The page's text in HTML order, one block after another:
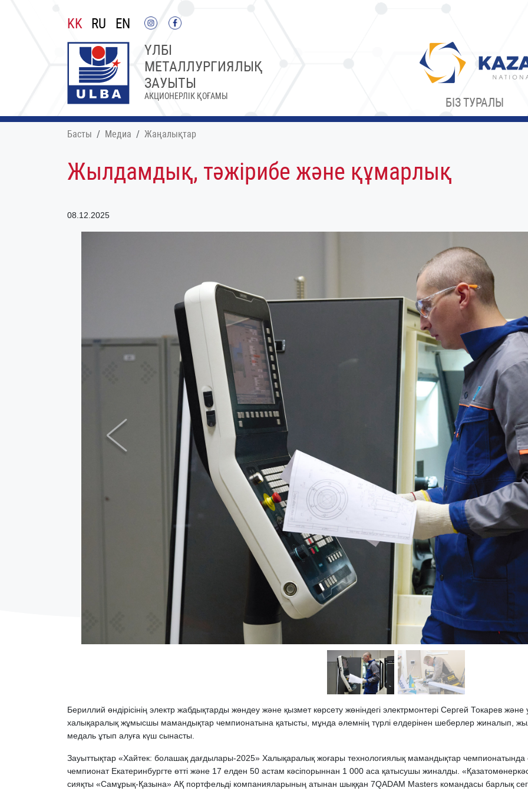
KK RU EN
ҮЛБІ
МЕТАЛЛУРГИЯЛЫҚ
ЗАУЫТЫ
АКЦИОНЕРЛІК ҚОҒАМЫ БІЗ ТУРАЛЫ
Басты Медиа Жаңалықтар
Жылдамдық, тәжірибе және құмарлық
08.12.2025
Previous
Бериллий өндірісінің электр жабдықтарды жөндеу және қызмет көрсету жөніндегі электрмонтері Сергей Токарев
халықаралық жұмысшы мамандықтар чемпионатына қатысты, мұнда әлемнің түрлі елдерінен шеберлер жиналып,
медаль ұтып алуға күш сынасты.
Зауыттықтар «Хайтек: болашақ дағдылары-2025» Халықаралық жоғары технологиялық мамандықтар чемпионатында
чемпионат Екатеринбургте өтті және 17 елден 50 астам кәсіпорыннан 1 000 аса қатысушы жиналды.
сияқты «Самұрық-Қазына» АҚ портфельді компанияларының атынан шыққан 7QADAM Masters командасы барлық сегіз